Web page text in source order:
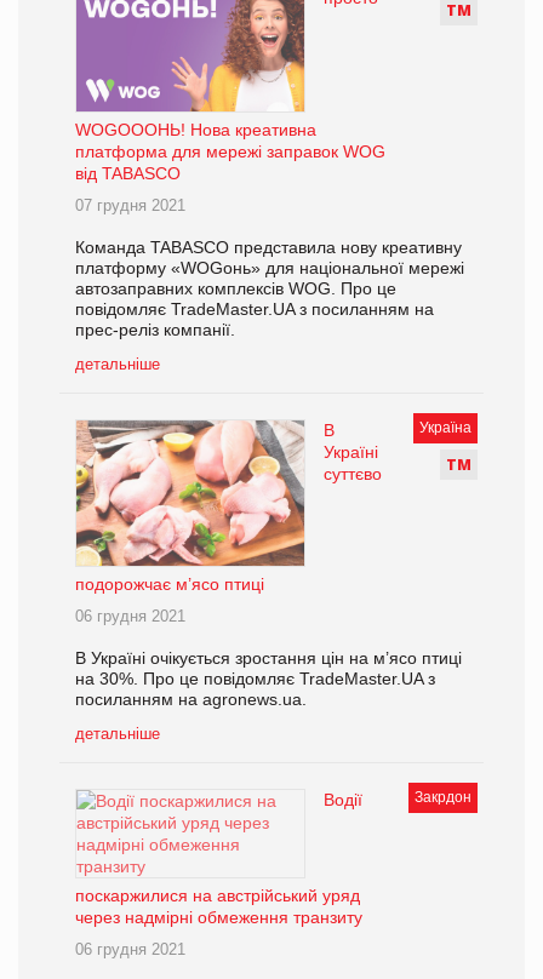
ТМ
WOGOOOНЬ! Нова креативна
платформа для мережі заправок WOG
від TABASCO
07 грудня 2021
Команда TABASCO представила нову креативну
платформу «WOGонь» для національної мережі
автозаправних комплексів WOG. Про це
повідомляє TradeMaster.UA з посиланням на
прес-реліз компанії.
детальніше
Україна
ТМ
В
Україні
суттєво
подорожчає м’ясо птиці
06 грудня 2021
В Україні очікується зростання цін на м’ясо птиці
на 30%. Про це повідомляє TradeMaster.UA з
посиланням на agronews.ua.
детальніше
Закрдон
Водії
поскаржилися на австрійський уряд
через надмірні обмеження транзиту
06 грудня 2021